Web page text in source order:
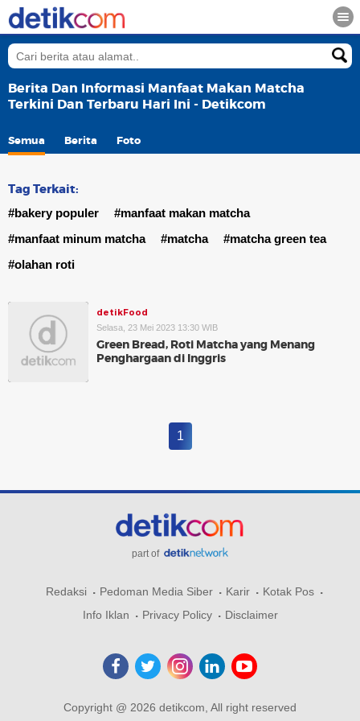
Berita Dan Informasi Manfaat Makan Matcha
Terkini Dan Terbaru Hari Ini - Detikcom
Semua Berita Foto
Tag Terkait:
#bakery populer
#manfaat makan matcha
#manfaat minum matcha
#matcha
#matcha green tea
#olahan roti
detikFood
Selasa, 23 Mei 2023 13:30 WIB
Green Bread, Roti Matcha yang Menang
Penghargaan di Inggris
1
part of
Redaksi Pedoman Media Siber Karir
Kotak Pos
Info Iklan
Privacy Policy Disclaimer
Copyright @ 2026 detikcom, All right reserved